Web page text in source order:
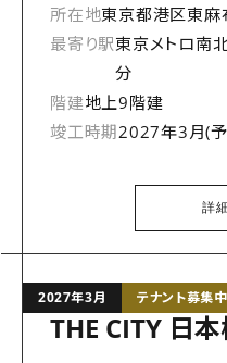
所在地東京都港区東
最寄り駅東京メトロ南
分
階建地上9階建
竣工時期2027年3月(
詳
2027年3月 テナント募集中
THE CITY 日